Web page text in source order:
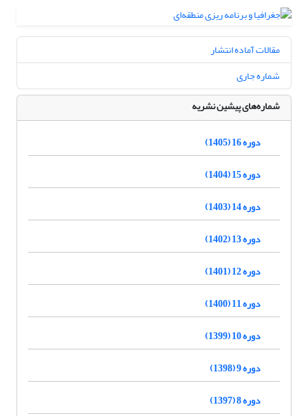
مقالات آماده انتشار
شماره جاری
شماره‌های پیشین نشریه
دوره 16 (1405)
دوره 15 (1404)
دوره 14 (1403)
دوره 13 (1402)
دوره 12 (1401)
دوره 11 (1400)
دوره 10 (1399)
دوره 9 (1398)
دوره 8 (1397)